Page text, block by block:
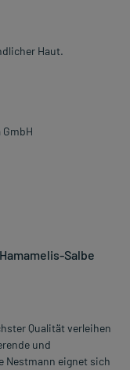
Haut.
GmbH
Salbe
Qualität verleihen
und
Nestmann eignet sich